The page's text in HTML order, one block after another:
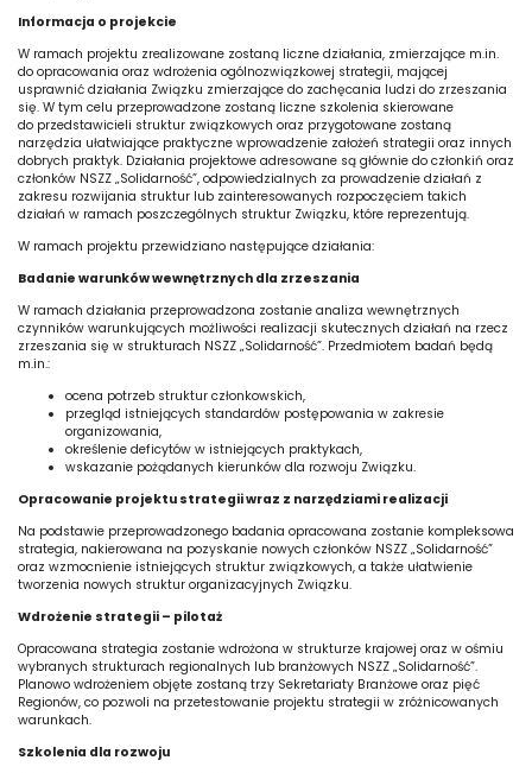
Informacja o projekcie
W ramach projektu zrealizowane zostaną liczne działania, zmierzające m.in.
do opracowania oraz wdrożenia ogólnozwiązkowej strategii, mającej
usprawnić działania Związku zmierzające do zachęcania ludzi do zrzeszania
się. W tym celu przeprowadzone zostaną liczne szkolenia skierowane
do przedstawicieli struktur związkowych oraz przygotowane zostaną
narzędzia ułatwiające praktyczne wprowadzenie założeń strategii oraz innych
dobrych praktyk. Działania projektowe adresowane są głównie do członkiń oraz
członków NSZZ „Solidarność”, odpowiedzialnych za prowadzenie działań z
zakresu rozwijania struktur lub zainteresowanych rozpoczęciem takich
działań w ramach poszczególnych struktur Związku, które reprezentują.
W ramach projektu przewidziano następujące działania:
Badanie warunków wewnętrznych dla zrzeszania
W ramach działania przeprowadzona zostanie analiza wewnętrznych
czynników warunkujących możliwości realizacji skutecznych działań na rzecz
zrzeszania się w strukturach NSZZ „Solidarność”. Przedmiotem badań będą
m.in.:
ocena potrzeb struktur członkowskich,
przegląd istniejących standardów postępowania w zakresie
organizowania,
określenie deficytów w istniejących praktykach,
wskazanie pożądanych kierunków dla rozwoju Związku.
Opracowanie projektu strategii wraz z narzędziami realizacji
Na podstawie przeprowadzonego badania opracowana zostanie kompleksowa
strategia, nakierowana na pozyskanie nowych członków NSZZ „Solidarność”
oraz wzmocnienie istniejących struktur związkowych, a także ułatwienie
tworzenia nowych struktur organizacyjnych Związku.
Wdrożenie strategii – pilotaż
Opracowana strategia zostanie wdrożona w strukturze krajowej oraz w ośmiu
wybranych strukturach regionalnych lub branżowych NSZZ „Solidarność”.
Planowo wdrożeniem objęte zostaną trzy Sekretariaty Branżowe oraz pięć
Regionów, co pozwoli na przetestowanie projektu strategii w zróżnicowanych
warunkach.
Szkolenia dla rozwoju